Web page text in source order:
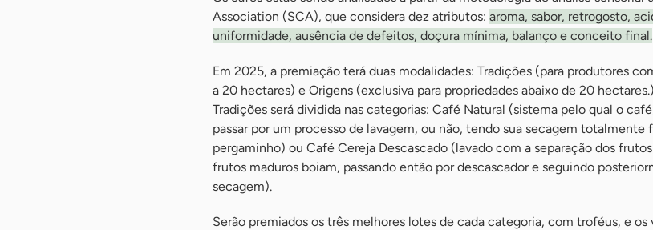
Association (SCA), que considera dez atributos: aroma, sabor, retrogosto,
uniformidade, ausência de defeitos, doçura mínima, balanço e conceito final.
Em 2025, a premiação terá duas modalidades: Tradições (para produtores
a 20 hectares) e Origens (exclusiva para propriedades abaixo de 20
Tradições será dividida nas categorias: Café Natural (sistema pelo qual o
passar por um processo de lavagem, ou não, tendo sua secagem totalmente
pergaminho) ou Café Cereja Descascado (lavado com a separação dos
frutos maduros boiam, passando então por descascador e seguindo
secagem).
Serão premiados os três melhores lotes de cada categoria, com troféus, e os